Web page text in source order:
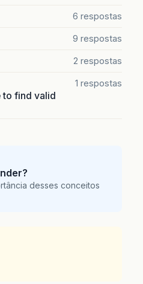
6 respostas
9 respostas
2 respostas
to find valid
1 respostas
desses conceitos